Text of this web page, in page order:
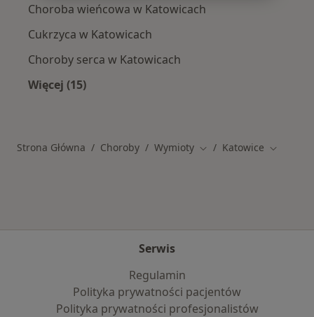
Choroba wieńcowa w Katowicach
Cukrzyca w Katowicach
Choroby serca w Katowicach
Więcej (15)
Strona Główna Choroby Wymioty Zmień miasto
Katowice Zmień
Serwis
Regulamin
Polityka prywatności pacjentów
Polityka prywatności profesjonalistów